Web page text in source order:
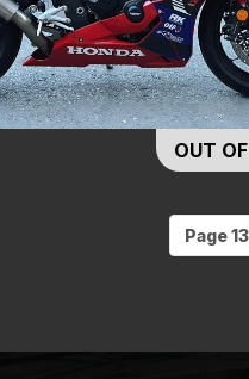
OUT
Page